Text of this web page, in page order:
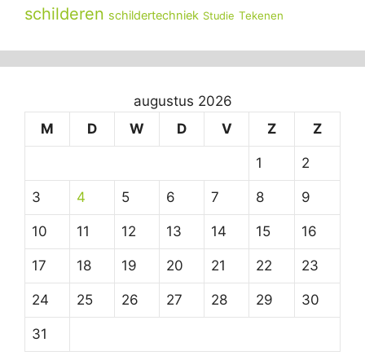
schilderen schildertechniek Studie Tekenen
augustus 2026
M
D W D V Z Z
1 2
3 4 5 6 7 8 9
10 11 12 13 14 15 16
17 18 19 20 21 22 23
24 25 26 27 28 29 30
31